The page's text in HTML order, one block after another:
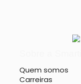
Quem somos
Carreiras